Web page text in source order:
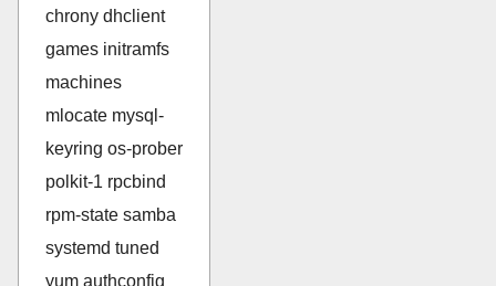
chrony dhclient
games initramfs
machines
mlocate mysql-
keyring os-prober
polkit-1 rpcbind
rpm-state samba
systemd tuned
yum authconfig